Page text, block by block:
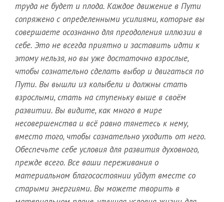
труда не будет и плода. Каждое движение в Пути
сопряжено с определенными усилиями, которые вы
совершаете осознанно для преодоления иллюзии в
себе. Это не всегда приятно и заставить идти к
этому нельзя, но вы уже достаточно взрослые,
чтобы сознательно сделать выбор и двигаться по
Пути. Вы вышли из колыбели и должны стать
взрослыми, стать на ступеньку выше в своём
развитии. Вы видите, как много в мире
несовершенства и всё равно тянетесь к нему,
вместо того, чтобы сознательно уходить от него.
Обеспечьте себе условия для развития духовного,
прежде всего. Все ваши переживания о
материальном благосостоянии уйдут вместе со
старыми энергиями. Вы можете творить в